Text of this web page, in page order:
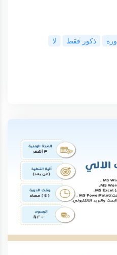
ذكور فقط لا